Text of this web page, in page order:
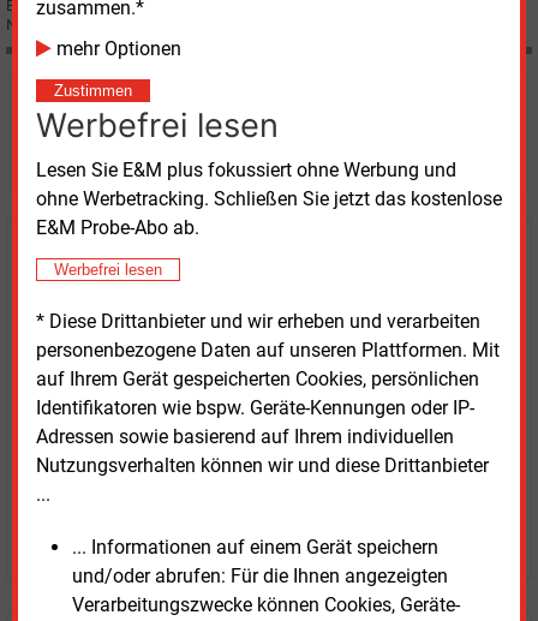
zusammen.*
mehr Optionen
Zustimmen
Werbefrei lesen
Lesen Sie E&M plus fokussiert ohne Werbung und
ohne Werbetracking. Schließen Sie jetzt das kostenlose
E&M Probe-Abo ab.
Werbefrei lesen
* Diese Drittanbieter und wir erheben und verarbeiten
personenbezogene Daten auf unseren Plattformen. Mit
auf Ihrem Gerät gespeicherten Cookies, persönlichen
Identifikatoren wie bspw. Geräte-Kennungen oder IP-
Adressen sowie basierend auf Ihrem individuellen
Nutzungsverhalten können wir und diese Drittanbieter
...
... Informationen auf einem Gerät speichern
und/oder abrufen: Für die Ihnen angezeigten
Verarbeitungszwecke können Cookies, Geräte-
Einspeisung in Deutschland. Für die Stromversorgung erwarten die
Netzbetreiber dennoch keine Folgen.
Möchten Sie diese und
weitere Nachrichten lesen?
Kaufen Sie den Artikel
erhalten Sie sofort diesen redaktionellen Beitrag für
nur €8.93